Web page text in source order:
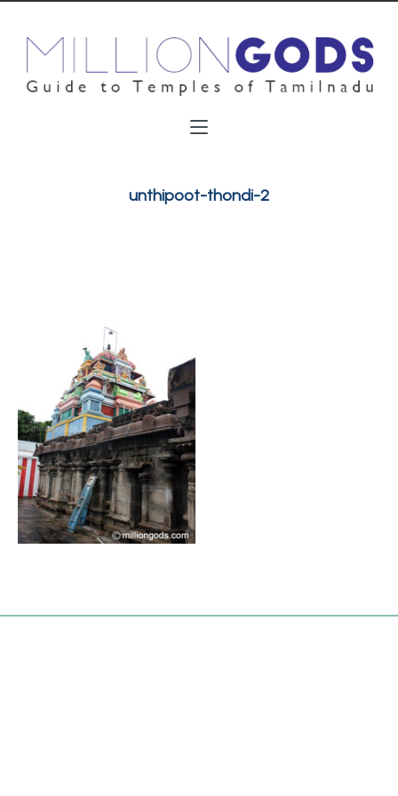
unthipoot-thondi-2